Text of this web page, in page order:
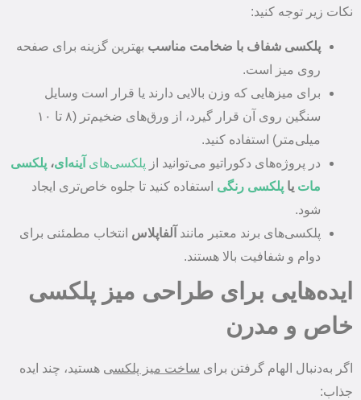
نکات زیر توجه کنید:
پلکسی شفاف با ضخامت مناسب بهترین گزینه برای صفحه
روی میز است.
برای میزهایی که وزن بالایی دارند یا قرار است وسایل
سنگین روی آن قرار گیرد، از ورق‌های ضخیم‌تر (۸ تا ۱۰
میلی‌متر) استفاده کنید.
در پروژه‌های دکوراتیو می‌توانید از پلکسی‌های آینه‌ای، پلکسی‌
مات یا پلکسی‌ رنگی استفاده کنید تا جلوه خاص‌تری ایجاد
شود.
پلکسی‌های برند معتبر مانند آلفاپلاس انتخاب مطمئنی برای
دوام و شفافیت بالا هستند.
ایده‌هایی برای طراحی میز پلکسی
خاص و مدرن
اگر به‌دنبال الهام گرفتن برای ساخت میز پلکسی هستید، چند ایده
جذاب: